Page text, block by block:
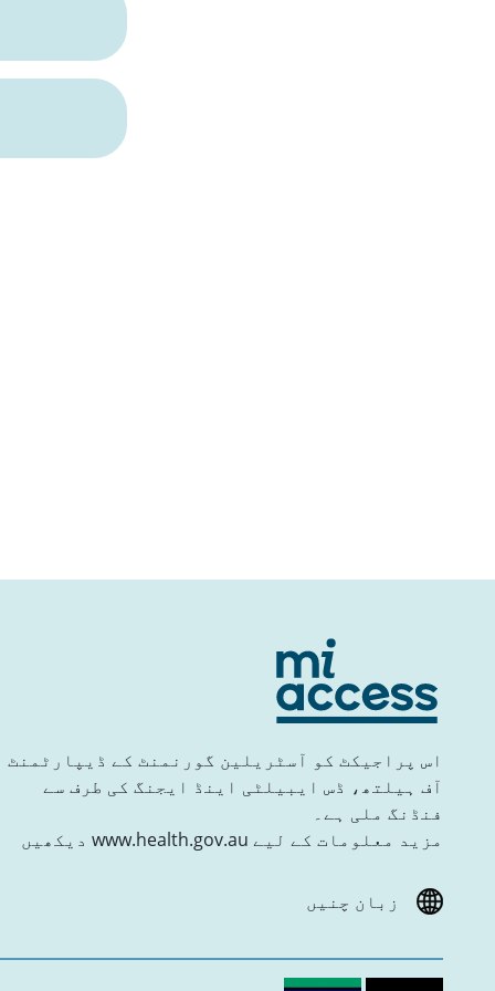
اس پراجیکٹ کو آسٹریلین گورنمنٹ کے ڈیپارٹمنٹ
آف ہیلتھ، ڈس ایبیلٹی اینڈ ایجنگ کی طرف سے
فنڈنگ ملی ہے۔
مزید معلومات کے لیے www.health.gov.au دیکھیں
زبان چنیں